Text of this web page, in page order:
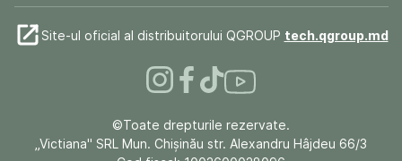
Site-ul oficial al distribuitorului QGROUP tech.qgroup.md
©Toate drepturile rezervate.
„Victiana" SRL Mun. Chişinău str. Alexandru Hâjdeu 66/3